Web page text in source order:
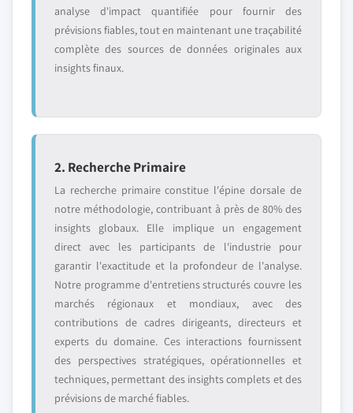
analyse d'impact quantifiée pour fournir des
prévisions fiables, tout en maintenant une traçabilité
complète des sources de données originales aux
insights finaux.
2. Recherche Primaire
La recherche primaire constitue l'épine dorsale de
notre méthodologie, contribuant à près de 80% des
insights globaux. Elle implique un engagement
direct avec les participants de l'industrie pour
garantir l'exactitude et la profondeur de l'analyse.
Notre programme d'entretiens structurés couvre les
marchés régionaux et mondiaux, avec des
contributions de cadres dirigeants, directeurs et
experts du domaine. Ces interactions fournissent
des perspectives stratégiques, opérationnelles et
techniques, permettant des insights complets et des
prévisions de marché fiables.